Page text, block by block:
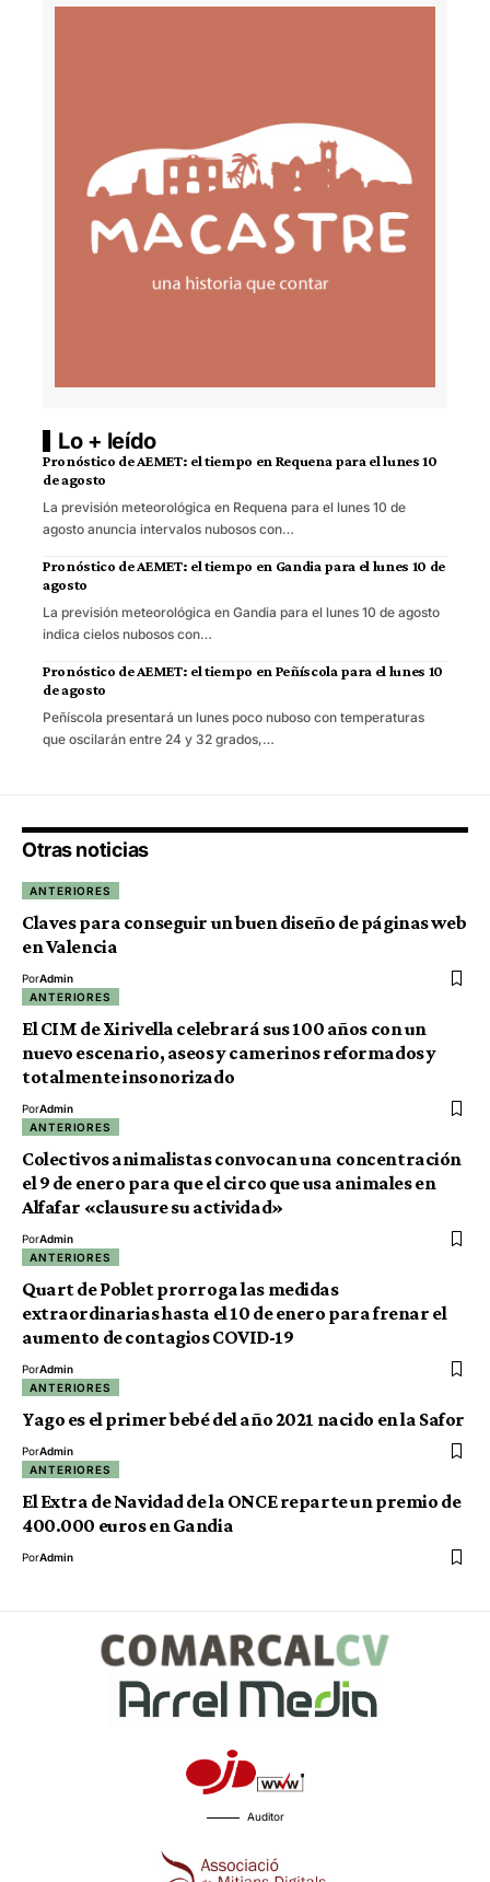
Lo + leído
Pronóstico de AEMET: el tiempo en Requena para el lunes 10
de agosto
La previsión meteorológica en Requena para el lunes 10 de
agosto anuncia intervalos nubosos con…
Pronóstico de AEMET: el tiempo en Gandia para el lunes 10 de
agosto
La previsión meteorológica en Gandia para el lunes 10 de agosto
indica cielos nubosos con…
Pronóstico de AEMET: el tiempo en Peñíscola para el lunes 10
de agosto
Peñíscola presentará un lunes poco nuboso con temperaturas
que oscilarán entre 24 y 32 grados,…
Otras noticias
ANTERIORES
Claves para conseguir un buen diseño de páginas web
en Valencia
PorAdmin
ANTERIORES
El CIM de Xirivella celebrará sus 100 años con un
nuevo escenario, aseos y camerinos reformados y
totalmente insonorizado
PorAdmin
ANTERIORES
Colectivos animalistas convocan una concentración
el 9 de enero para que el circo que usa animales en
Alfafar «clausure su actividad»
PorAdmin
ANTERIORES
Quart de Poblet prorroga las medidas
extraordinarias hasta el 10 de enero para frenar el
aumento de contagios COVID-19
PorAdmin
ANTERIORES
Yago es el primer bebé del año 2021 nacido en la Safor
PorAdmin
ANTERIORES
El Extra de Navidad de la ONCE reparte un premio de
400.000 euros en Gandia
PorAdmin
Auditor